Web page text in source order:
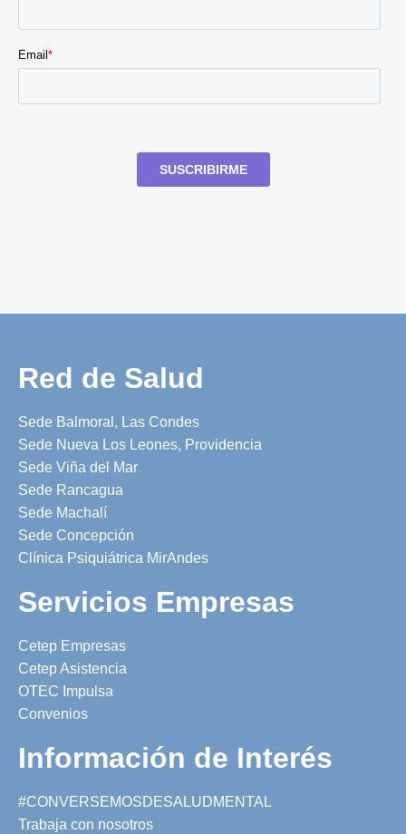
Red de Salud
Sede Balmoral, Las Condes
Sede Nueva Los Leones, Providencia
Sede Viña del Mar
Sede Rancagua
Sede Machalí
Sede Concepción
Clínica Psiquiátrica MirAndes
Servicios Empresas
Cetep Empresas
Cetep Asistencia
OTEC Impulsa
Convenios
Información de Interés
#CONVERSEMOSDESALUDMENTAL
Trabaja con nosotros